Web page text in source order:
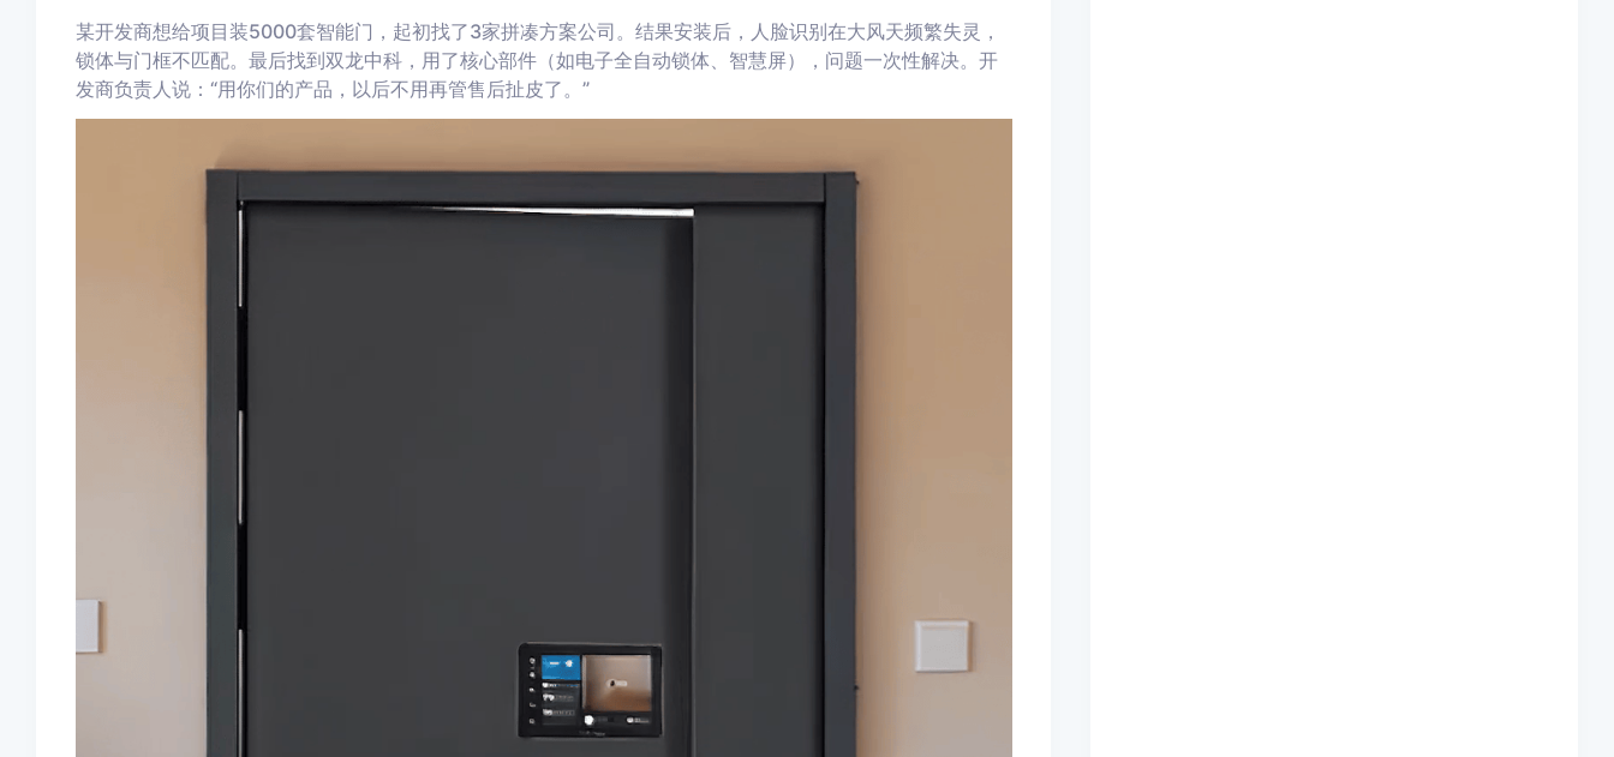
某开发商想给项目装5000套智能门，起初找了3家拼凑方案公司。结果安装后，人脸识别在大风天频繁失灵，
锁体与门框不匹配。最后找到双龙中科，用了核心部件（如电子全自动锁体、智慧屏），问题一次性解决。开
发商负责人说：“用你们的产品，以后不用再管售后扯皮了。”